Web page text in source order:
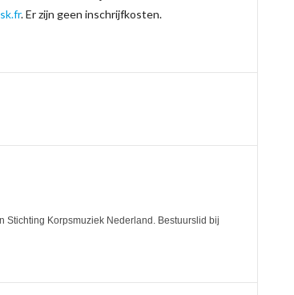
. Er zijn geen inschrijfkosten.
Stichting Korpsmuziek Nederland. Bestuurslid bij